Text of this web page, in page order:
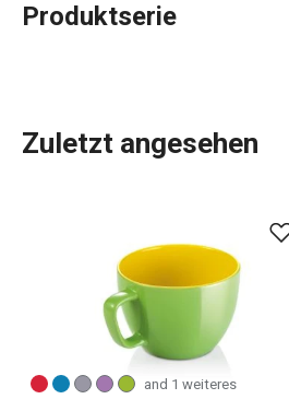
Produktserie
ihr schlichtes, elegantes Design
des Porzellans aus. In dieser Linie
Vielzahl von Geschirr zum
Getränken, wie Teller Tassen
und Becher,Gläser für Getränke
Produktlinie gehören auch die
Zuletzt angesehen
and 1 weiteres